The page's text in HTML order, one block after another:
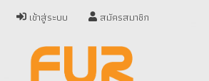
เข้าสู่ระบบ สมัครสมาชิก